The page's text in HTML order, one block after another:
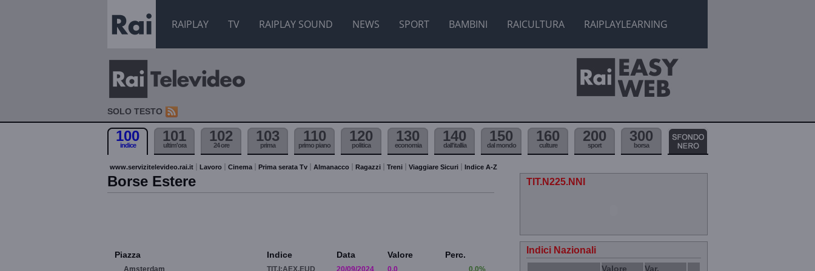
RAIPLAY TV RAIPLAY SOUND NEWS SPORT BAMBINI RAICULTURA RAIPLAYLEARNING
SOLO TESTO
100
indice
101
ultim'ora
102
24 ore
103
prima
110
primo piano
120
politica
130
economia
140
dall'itallia
150
dal mondo
160
culture
200
sport
300
borsa
www.servizitelevideo.rai.it Lavoro Cinema Prima serata Tv Almanacco Ragazzi Treni Viaggiare Sicuri Indice A-Z
Borse Estere
Piazza Indice Data Valore Perc.
Amsterdam TIT.I:AEX.EUD 20/09/2024 0.0
0.0%
TIT.N225.NNI
Indici Nazionali
Valore Var.